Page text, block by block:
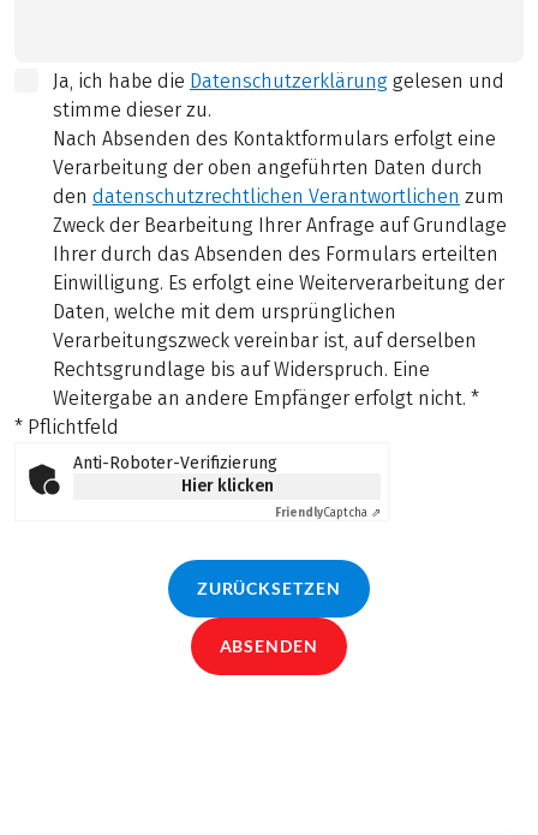
Ja, ich habe die Datenschutzerklärung gelesen und
stimme dieser zu.
Nach Absenden des Kontaktformulars erfolgt eine
Verarbeitung der oben angeführten Daten durch
den datenschutzrechtlichen Verantwortlichen zum
Zweck der Bearbeitung Ihrer Anfrage auf Grundlage
Ihrer durch das Absenden des Formulars erteilten
Einwilligung. Es erfolgt eine Weiterverarbeitung der
Daten, welche mit dem ursprünglichen
Verarbeitungszweck vereinbar ist, auf derselben
Rechtsgrundlage bis auf Widerspruch. Eine
Weitergabe an andere Empfänger erfolgt nicht. *
* Pflichtfeld
Anti-Roboter-Verifizierung
Hier klicken
FriendlyCaptcha ⇗
ZURÜCKSETZEN
ABSENDEN